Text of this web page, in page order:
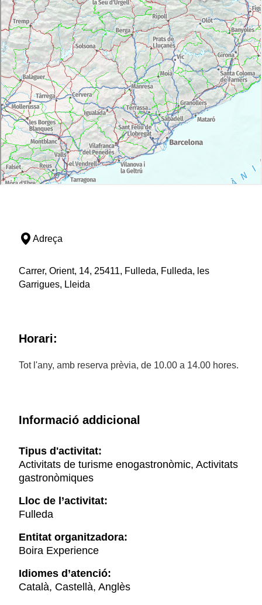
Adreça
Carrer, Orient, 14, 25411, Fulleda, Fulleda, les
Garrigues, Lleida
Horari:
Tot l'any, amb reserva prèvia, de 10.00 a 14.00 hores.
Informació addicional
Tipus d'activitat:
Activitats de turisme enogastronòmic, Activitats
gastronòmiques
Lloc de l’activitat:
Fulleda
Entitat organitzadora:
Boira Experience
Idiomes d’atenció:
Català, Castellà, Anglès